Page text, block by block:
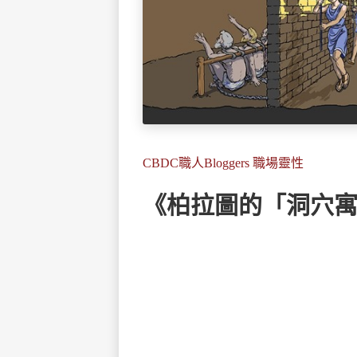
CBDC職人Bloggers 職場靈性
《柏拉圖的「洞穴